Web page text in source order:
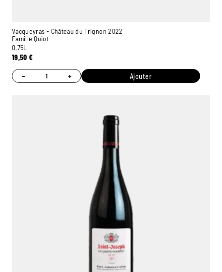
Vacqueyras - Château du Trignon 2022
Famille Quiot
0,75L
19,50€
− + Ajouter